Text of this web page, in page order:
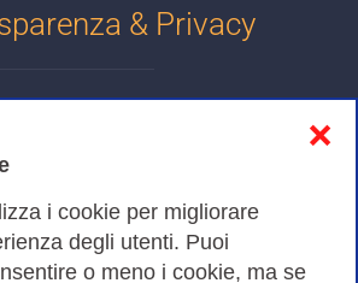
i cookie per migliorare
degli utenti. Puoi
o meno i cookie, ma se
❌
& Privacy
Policy
trasparente
di Gara